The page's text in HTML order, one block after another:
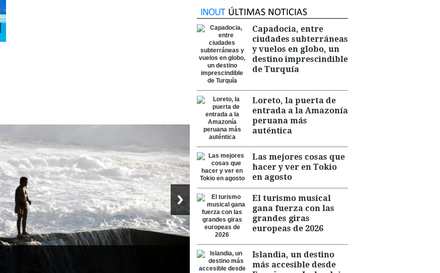
Capadocia, entre
ciudades subterráneas
y vuelos en globo, un
destino imprescindible
de Turquía
Loreto, la puerta de
entrada a la Amazonía
peruana más
auténtica
Las mejores cosas que
hacer y ver en Tokio
en agosto
El turismo musical
gana fuerza con las
grandes giras
europeas de 2026
Islandia, un destino
más accesible desde